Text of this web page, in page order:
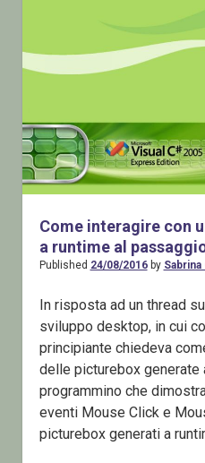
Come interagire con
a runtime al
Published 24/08/2016by
In risposta ad un thread
sviluppo desktop, in cui
principiante chiedeva
delle picturebox generate
programmino che
eventi Mouse Click e
picturebox generati a